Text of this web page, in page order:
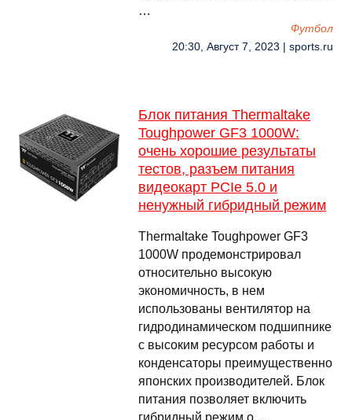
…
Футбол
20:30, Август 7, 2023 | sports.ru
Блок питания Thermaltake
Toughpower GF3 1000W:
очень хорошие результаты
тестов, разъем питания
видеокарт PCIe 5.0 и
ненужный гибридный режим
Thermaltake Toughpower GF3
1000W продемонстрировал
относительно высокую
экономичность, в нем
использованы вентилятор на
гидродинамическом подшипнике
с высоким ресурсом работы и
конденсаторы преимущественно
японских производителей. Блок
питания позволяет включить
гибридный режим о …